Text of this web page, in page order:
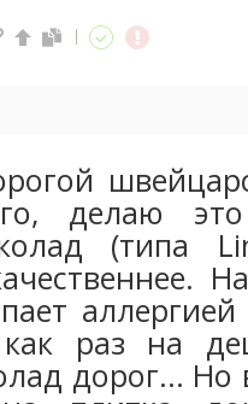
делаю
(типа
раз на
дорог... Но